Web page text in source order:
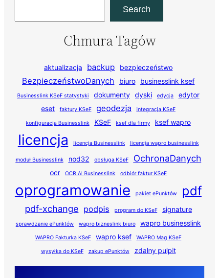
Search
Chmura Tagów
aktualizacja backup bezpieczeństwo
BezpieczeństwoDanych biuro businesslink ksef
Businesslink KSeF statystyki dokumenty dyski edycja
edytor
eset
faktury KSeF geodezja integracja KSeF
konfiguracja Businesslink KSeF ksef dla firmy ksef wapro
licencja licencja Businesslink licencja wapro businesslink
moduł Businesslink nod32 obsługa KSeF OchronaDanych
ocr OCR AI Businesslink odbiór faktur KSeF
oprogramowanie pakiet ePunktów pdf
pdf-xchange podpis program do KSeF signature
sprawdzanie ePunktów wapro bizneslink biuro wapro businesslink
WAPRO Fakturka KSeF wapro ksef WAPRO Mag KSeF
wysyłka do KSeF zakup ePunktów zdalny pulpit